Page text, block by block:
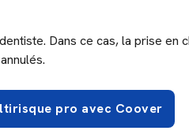
Dans ce cas, la prise
pro avec Coover